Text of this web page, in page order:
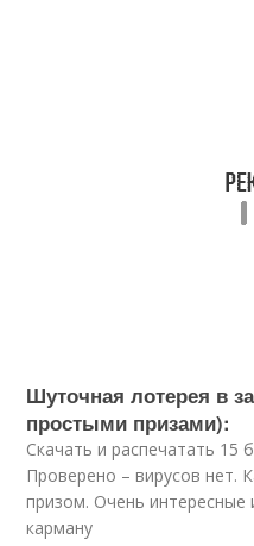
Шуточная лотерея в
простыми призами):
Скачать и распечатать 15
Проверено – вирусов нет.
призом. Очень интересные
карману